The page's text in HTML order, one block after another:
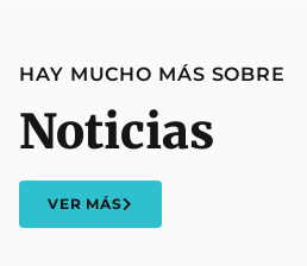
HAY MUCHO MÁS SOBRE
Noticias
VER MÁS